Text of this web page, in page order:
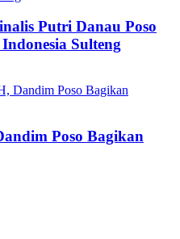
Putri Danau Poso
Sulteng
Poso Bagikan